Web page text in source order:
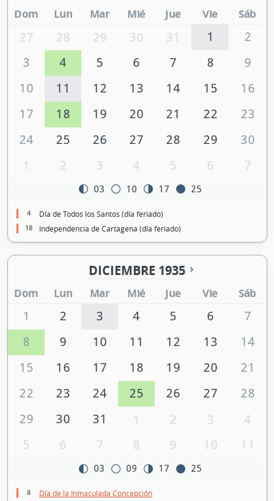
Dom Lun Mar Mié Jue Vie Sáb
27 28 29 30 31 1
2
3
4 5 6 7 8
9
10
11 12 13 14 15
16
17
18 19 20 21 22
23
24
25 26 27 28 29
30
1
2 3 4 5 6 7
03 10 17 25
4 Día de Todos los Santos (día feriado)
18 Independencia de Cartagena (día feriado)
DICIEMBRE 1935
Dom Lun Mar Mié Jue Vie Sáb
1 2 3 4 5 6
7
8
9 10 11 12 13
14
15
16 17 18 19 20
21
22
23 24 25 26 27
28
29
30 31 1 2 3
4
5
6 7 8 9 10 11
03 09 17 25
8 Día de la Inmaculada Concepción